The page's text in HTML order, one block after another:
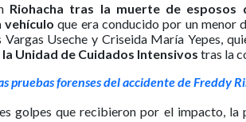
Riohacha tras la muerte de
que era conducido por un menor
Useche y Criseida María Yepes,
Unidad de Cuidados Intensivos tras la
pruebas forenses del accidente de Freddy
golpes que recibieron por el impacto, la